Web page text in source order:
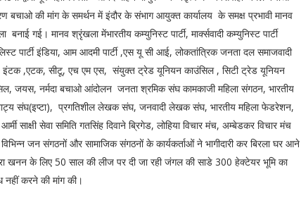
बचाओ की मांग के समर्थन में इंदौर के संभाग आयुक्त कार्यालय के समक्ष प्रभावी मानव
बनाई गई। मानव श्रृंखला मेंभारतीय कम्युनिस्ट पार्टी, मार्क्सवादी कम्युनिस्ट पार्टी
पार्टी इंडिया, आम आदमी पार्टी ,एस यू सी आई, लोकतांत्रिक जनता दल समाजवादी
इंटक ,एटक, सीटू, एच एम एस, संयुक्त ट्रेड यूनियन काउंसिल , सिटी ट्रेड यूनियन
जयस, नर्मदा बचाओ आंदोलन जनता श्रमिक संघ कामकाजी महिला संगठन, भारतीय
संघ(इप्टा), प्रगतिशील लेखक संघ, जनवादी लेखक संघ, भारतीय महिला फेडरेशन,
साक्षी सेवा समिति गतसिंह दिवाने ब्रिगेड, लोहिया विचार मंच, अम्बेडकर विचार मंच
जन संगठनों और सामाजिक संगठनों के कार्यकर्ताओं ने भागीदारी कर बिरला घर आने
खनन के लिए 50 साल की लीज पर दी जा रही जंगल की साडे 300 हेक्टेयर भूमि का
करने की मांग की।